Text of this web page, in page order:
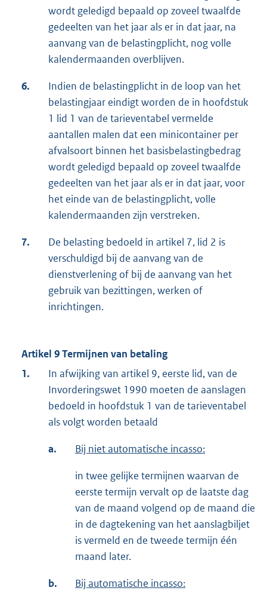
wordt geledigd bepaald op zoveel twaalfde
gedeelten van het jaar als er in dat jaar, na
aanvang van de belastingplicht, nog volle
kalendermaanden overblijven.
6.
Indien de belastingplicht in de loop van het
belastingjaar eindigt worden de in hoofdstuk
1 lid 1 van de tarieventabel vermelde
aantallen malen dat een minicontainer per
afvalsoort binnen het basisbelastingbedrag
wordt geledigd bepaald op zoveel twaalfde
gedeelten van het jaar als er in dat jaar, voor
het einde van de belastingplicht, volle
kalendermaanden zijn verstreken.
7.
De belasting bedoeld in artikel 7, lid 2 is
verschuldigd bij de aanvang van de
dienstverlening of bij de aanvang van het
gebruik van bezittingen, werken of
inrichtingen.
Artikel 9 Termijnen van betaling
1.
In afwijking van artikel 9, eerste lid, van de
Invorderingswet 1990 moeten de aanslagen
bedoeld in hoofdstuk 1 van de tarieventabel
als volgt worden betaald
a. Bij niet automatische incasso:
in twee gelijke termijnen waarvan de
eerste termijn vervalt op de laatste dag
van de maand volgend op de maand die
in de dagtekening van het aanslagbiljet
is vermeld en de tweede termijn één
maand later.
b. Bij automatische incasso: